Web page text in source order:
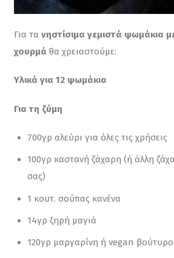
Για τα νηστίσιμα γεμιστά ψωμάκια
χουρμά θα χρειαστούμε:
Υλικά για 12 ψωμάκια
Για τη ζύμη
700γρ αλεύρι για όλες τις χρήσεις
100γρ καστανή ζάχαρη (ή άλλη
σας)
1 κουτ. σούπας κανένα
14γρ ξηρή μαγιά
120γρ μαργαρίνη ή vegan βούτυρο